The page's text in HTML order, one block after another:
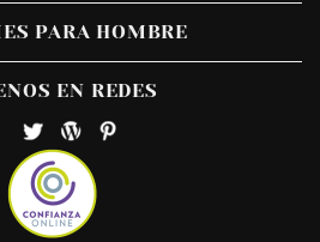
PARA HOMBRE
EN REDES